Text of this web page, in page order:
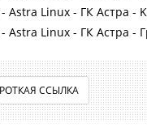
- Astra Linux - ГК Астра -
Astra Linux - ГК Астра -
ССЫЛКА